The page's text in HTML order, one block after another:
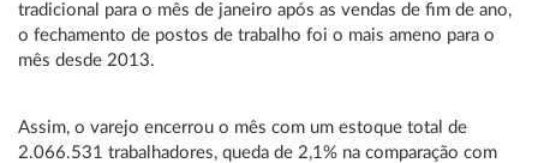
tradicional para o mês de janeiro após as vendas de fim de ano,
o fechamento de postos de trabalho foi o mais ameno para o
mês desde 2013.
Assim, o varejo encerrou o mês com um estoque total de
2.066.531 trabalhadores, queda de 2,1% na comparação com